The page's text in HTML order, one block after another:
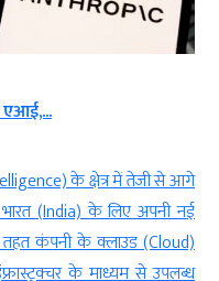
के क्षेत्र में तेजी से आगे
(India) के लिए अपनी नई
तहत कंपनी के क्लाउड (Cloud)
के माध्यम से उपलब्ध